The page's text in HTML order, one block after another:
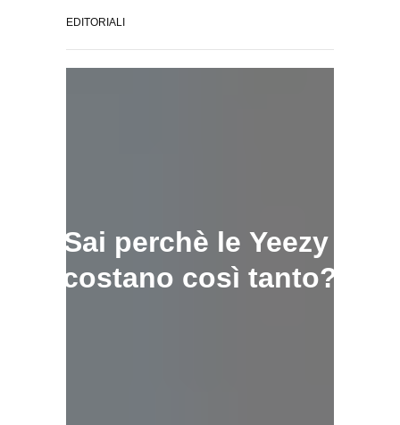
EDITORIALI
Sai perchè le Yeezy
costano così tanto?